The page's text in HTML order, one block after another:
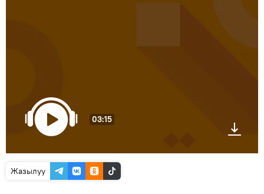
03:15
Жазылуу